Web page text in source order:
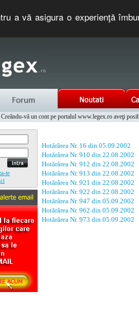
a vă asigura o experienţă
Creându-vă un cont pe portalul www.legex.ro aveţi
te
Hotărârea Nr. 16 din 05.09.2002
Hotărârea Nr. 910 din 22.08.2002
Hotărârea Nr. 912 din 22.08.2002
Hotărârea Nr. 913 din 22.08.2002
Hotărârea Nr. 921 din 22.08.2002
Hotărârea Nr. 922 din 22.08.2002
Hotărârea Nr. 947 din 05.09.2002
Hotărârea Nr. 962 din 05.09.2002
Hotărârea Nr. 973 din 05.09.2002